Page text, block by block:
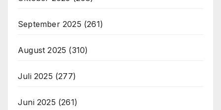
September 2025 (261)
August 2025 (310)
Juli 2025 (277)
Juni 2025 (261)